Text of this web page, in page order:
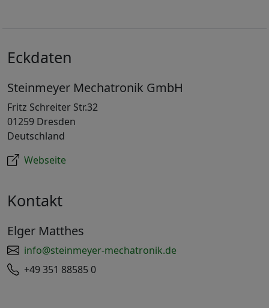
Eckdaten
Steinmeyer Mechatronik GmbH
Fritz Schreiter Str.32
01259 Dresden
Deutschland
Webseite
Kontakt
Elger Matthes
info@steinmeyer-mechatronik.de
+49 351 88585 0